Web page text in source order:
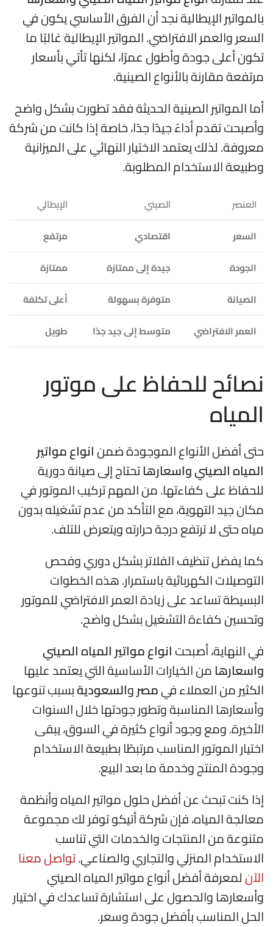
بالمواتير الإيطالية نجد أن الفرق الأساسي يكون في
السعر والعمر الافتراضي. المواتير الإيطالية غالبًا ما
تكون أعلى جودة وأطول عمرًا، لكنها تأتي بأسعار
مرتفعة مقارنة بالأنواع الصينية.
أما المواتير الصينية الحديثة فقد تطورت بشكل واضح
وأصبحت تقدم أداءً جيدًا جدًا، خاصة إذا كانت من شركة
معروفة. لذلك يعتمد الاختيار النهائي على الميزانية
وطبيعة الاستخدام المطلوبة.
العنصر الصيني
الإيطالي
السعر
اقتصادي
مرتفع
الجودة
جيدة إلى ممتازة
ممتازة
الصيانة
متوفرة بسهولة
أعلى تكلفة
العمر الافتراضي
متوسط إلى جيد جدًا طويل
نصائح للحفاظ على موتور
المياه
حتى أفضل الأنواع الموجودة ضمنانواع مواتير
المياه الصيني واسعارهاتحتاج إلى صيانة دورية
للحفاظ على كفاءتها. من المهم تركيب الموتور في
مكان جيد التهوية، مع التأكد من عدم تشغيله بدون
مياه حتى لا ترتفع درجة حرارته ويتعرض للتلف.
كما يفضل تنظيف الفلاتر بشكل دوري وفحص
التوصيلات الكهربائية باستمرار. هذه الخطوات
البسيطة تساعد على زيادة العمر الافتراضي للموتور
وتحسين كفاءة التشغيل بشكل واضح.
في النهاية، أصبحتانواع مواتير المياه الصيني
واسعارهامن الخيارات الأساسية التي يعتمد عليها
الكثير من العملاء فيمصروالسعوديةبسبب تنوعها
وأسعارها المناسبة وتطور جودتها خلال السنوات
الأخيرة. ومع وجود أنواع كثيرة في السوق، يبقى
اختيار الموتور المناسب مرتبطًا بطبيعة الاستخدام
وجودة المنتج وخدمة ما بعد البيع.
إذا كنت تبحث عن أفضل حلول مواتير المياه وأنظمة
معالجة المياه، فإن شركة أتيكو توفر لك مجموعة
متنوعة من المنتجات والخدمات التي تناسب
الاستخدام المنزلي والتجاري والصناعي.تواصل معنا
الآنلمعرفة أفضل أنواع مواتير المياه الصيني
وأسعارها والحصول على استشارة تساعدك في اختيار
الحل المناسب بأفضل جودة وسعر.